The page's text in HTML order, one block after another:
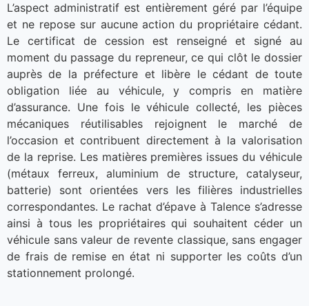
L’aspect administratif est entièrement géré par l’équipe
et ne repose sur aucune action du propriétaire cédant.
Le certificat de cession est renseigné et signé au
moment du passage du repreneur, ce qui clôt le dossier
auprès de la préfecture et libère le cédant de toute
obligation liée au véhicule, y compris en matière
d’assurance. Une fois le véhicule collecté, les pièces
mécaniques réutilisables rejoignent le marché de
l’occasion et contribuent directement à la valorisation
de la reprise. Les matières premières issues du véhicule
(métaux ferreux, aluminium de structure, catalyseur,
batterie) sont orientées vers les filières industrielles
correspondantes. Le rachat d’épave à Talence s’adresse
ainsi à tous les propriétaires qui souhaitent céder un
véhicule sans valeur de revente classique, sans engager
de frais de remise en état ni supporter les coûts d’un
stationnement prolongé.